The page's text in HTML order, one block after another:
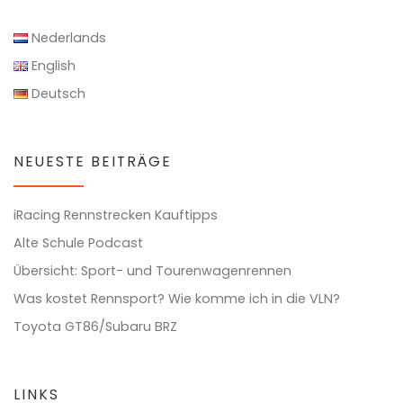
Nederlands
English
Deutsch
NEUESTE BEITRÄGE
iRacing Rennstrecken Kauftipps
Alte Schule Podcast
Übersicht: Sport- und Tourenwagenrennen
Was kostet Rennsport? Wie komme ich in die VLN?
Toyota GT86/Subaru BRZ
LINKS